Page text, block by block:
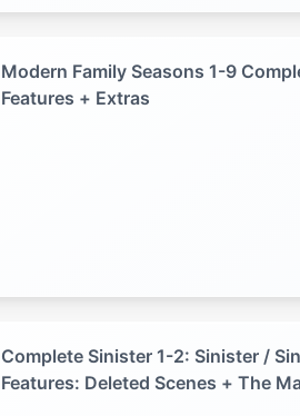
Modern Family Seasons 1-9
Features + Extras
Complete Sinister 1-2: Sinister /
Features: Deleted Scenes + The